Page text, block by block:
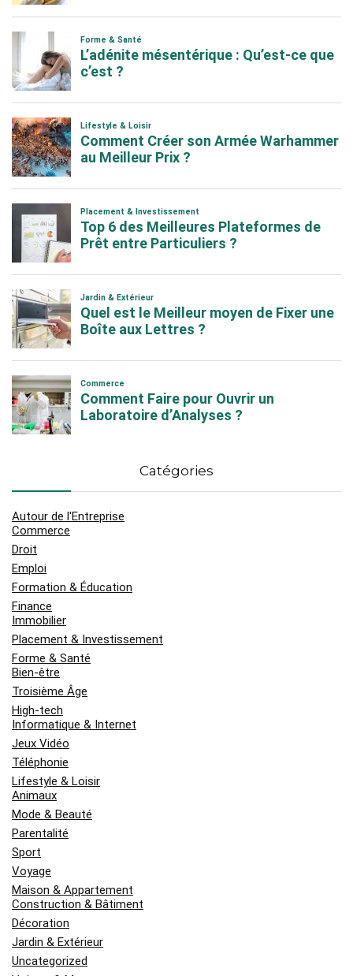
Catégories
Autour de l'Entreprise
Commerce
Droit
Emploi
Formation & Éducation
Finance
Immobilier
Placement & Investissement
Forme & Santé
Bien-être
Troisième Âge
High-tech
Informatique & Internet
Jeux Vidéo
Téléphonie
Lifestyle & Loisir
Animaux
Mode & Beauté
Parentalité
Sport
Voyage
Maison & Appartement
Construction & Bâtiment
Décoration
Jardin & Extérieur
Uncategorized